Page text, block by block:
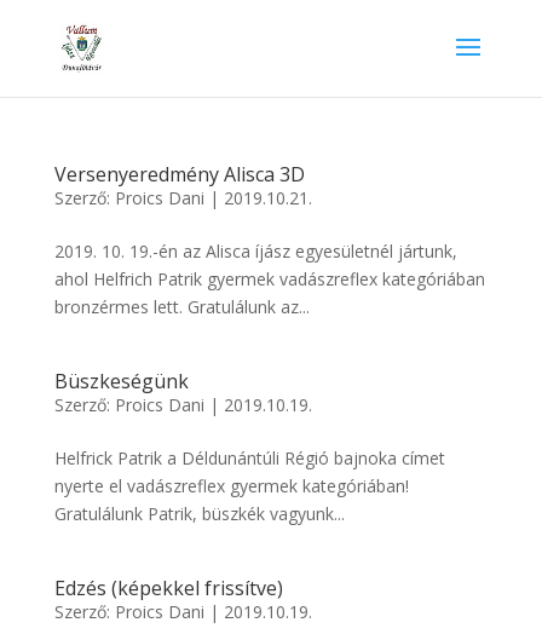
Versenyeredmény Alisca 3D
Szerző: Proics Dani | 2019.10.21.
2019. 10. 19.-én az Alisca íjász egyesületnél jártunk,
ahol Helfrich Patrik gyermek vadászreflex kategóriában
bronzérmes lett. Gratulálunk az...
Büszkeségünk
Szerző: Proics Dani | 2019.10.19.
Helfrick Patrik a Déldunántúli Régió bajnoka címet
nyerte el vadászreflex gyermek kategóriában!
Gratulálunk Patrik, büszkék vagyunk...
Edzés (képekkel frissítve)
Szerző: Proics Dani | 2019.10.19.